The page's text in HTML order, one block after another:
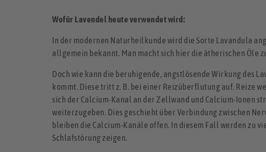
Wofür Lavendel heute verwendet wird:
In der modernen Naturheilkunde wird die Sorte Lavandula
allgemein bekannt. Man macht sich hier die ätherischen Öle
Doch wie kann die beruhigende, angstlösende Wirkung des
kommt. Diese tritt z. B. bei einer Reizüberflutung auf. Reize
sich der Calcium-Kanal an der Zellwand und Calcium-Ionen
weiterzugeben. Dies geschieht über Verbindung zwischen
bleiben die Calcium-Kanäle offen. In diesem Fall werden zu
Schlafstörung zeigen.